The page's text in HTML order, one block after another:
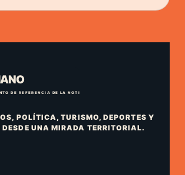
POLÍTICA, TURISMO, DEPORTES Y
UNA MIRADA TERRITORIAL.